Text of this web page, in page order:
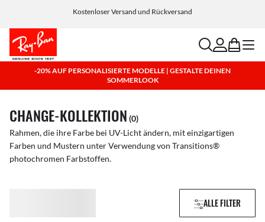
Wähle Klarna und PayPal für einfache und flexible Zahlungsoptionen
searchaccount
bag menu
-20% AUF PERSONALISIERTE MODELLE | GESTALTE DEINEN
SOMMERLOOK
CHANGE-KOLLEKTION (0)
Rahmen, die ihre Farbe bei UV-Licht ändern, mit einzigartigen
Farben und Mustern unter Verwendung von Transitions®
photochromen Farbstoffen.
ALLE FILTER